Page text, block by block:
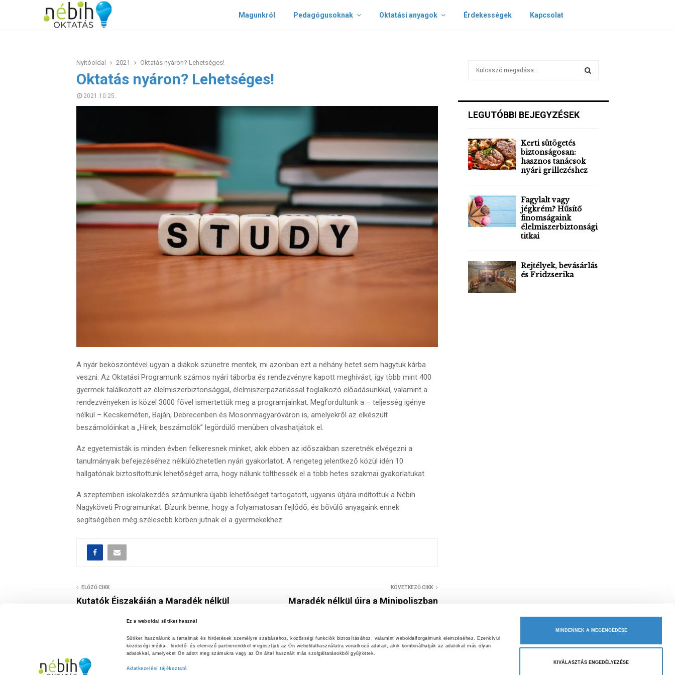
Ez a weboldal sütiket használ
Sütiket használunk a tartalmak és hirdetések személyre szabásához, közösségi funkciók biztosításához, valamint weboldalforgalmunk elemzéséhez. Ezenkívül
közösségi média-, hirdető- és elemező partnereinkkel megosztjuk az Ön weboldalhasználatra vonatkozó adatait, akik kombinálhatják az adatokat más olyan
adatokkal, amelyeket Ön adott meg számukra vagy az Ön által használt más szolgáltatásokból gyűjtöttek.
Adatkezelési tájékoztató
MINDENNEK A MEGENGEDÉSE
KIVÁLASZTÁS ENGEDÉLYEZÉSE
Magunkról Pedagógusoknak Oktatási anyagok Érdekességek Kapcsolat
Nyitóoldal 2021 Oktatás nyáron? Lehetséges!
Oktatás nyáron? Lehetséges!
2021.10.25.
A nyár beköszöntével ugyan a diákok szünetre mentek, mi azonban ezt a néhány hetet sem hagytuk kárba
veszni. Az Oktatási Programunk számos nyári táborba és rendezvényre kapott meghívást, így több mint 400
gyermek találkozott az élelmiszerbiztonsággal, élelmiszerpazarlással foglalkozó előadásunkkal, valamint a
rendezvényeken is közel 3000 fővel ismertettük meg a programjainkat. Megfordultunk a – teljesség igénye
nélkül – Kecskeméten, Baján, Debrecenben és Mosonmagyaróváron is, amelyekről az elkészült
beszámolóinkat a „Hírek, beszámolók” legördülő menüben olvashatjátok el.
Az egyetemisták is minden évben felkeresnek minket, akik ebben az időszakban szeretnék elvégezni a
tanulmányaik befejezéséhez nélkülözhetetlen nyári gyakorlatot. A rengeteg jelentkező közül idén 10
hallgatónak biztosítottunk lehetőséget arra, hogy nálunk tölthessék el a több hetes szakmai gyakorlatukat.
A szeptemberi iskolakezdés számunkra újabb lehetőséget tartogatott, ugyanis útjára indítottuk a Nébih
Nagyköveti Programunkat. Bízunk benne, hogy a folyamatosan fejlődő, és bővülő anyagaink ennek
segítségében még szélesebb körben jutnak el a gyermekekhez.
ELŐZŐ CIKK
Kutatók Éjszakáján a Maradék nélkül
KÖVETKEZŐ CIKK
Maradék nélkül újra a Minipoliszban
h
o
r
:
C
LEGUTÓBBI BEJEGYZÉSEK
Kerti sütögetés
biztonságosan:
hasznos tanácsok
nyári grillezéshez
Fagylalt vagy
jégkrém? Hűsítő
finomságaink
élelmiszerbiztonsági
titkai
Rejtélyek, bevásárlás
és Fridzserika